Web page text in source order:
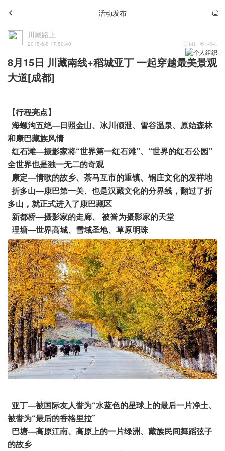
活动发布
川藏路上
2015-6-8 17:50:40 141 14941
8月15日 川藏南线+稻城亚丁 一起穿越最美景观
大道[成都]
【行程亮点】
海螺沟五绝—日照金山、冰川倾泄、雪谷温泉、原始森林
和康巴藏族风情
红石滩—摄影家将“世界第一红石滩”、“世界的红石公园”
全世界也是独一无二的奇观
康定—情歌的故乡、茶马互市的重镇、锅庄文化的发祥地
折多山—康巴第一关、也是汉藏文化的分界线，翻过了折
多山，就正式进入了康巴藏区
新都桥—摄影家的走廊、 被誉为摄影家的天堂
理塘—世界高城、雪域圣地、草原明珠
亚丁—被国际友人誉为“水蓝色的星球上的最后一片净土、
被誉为“最后的香格里拉”
巴塘—高原江南、高原上的一片绿洲、藏族民间舞蹈弦子
的故乡